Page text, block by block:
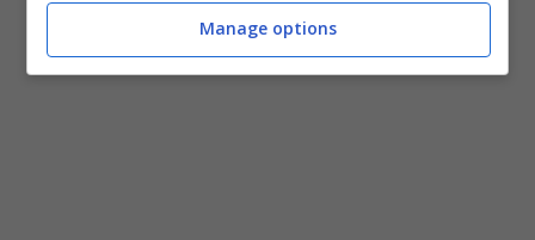
3929969248 www.peepul.it
Manage options